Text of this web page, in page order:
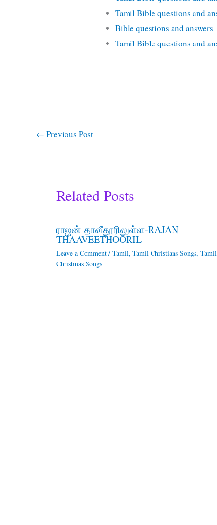
Tamil Bible questions and
Bible questions and answers
Tamil Bible questions and
← Previous Post
Related Posts
ராஜன் தாவீதூரிலுள்ள-RAJAN
THAAVEETHOORIL
Leave a Comment / Tamil, Tamil Christians Songs, Tamil
Christmas Songs